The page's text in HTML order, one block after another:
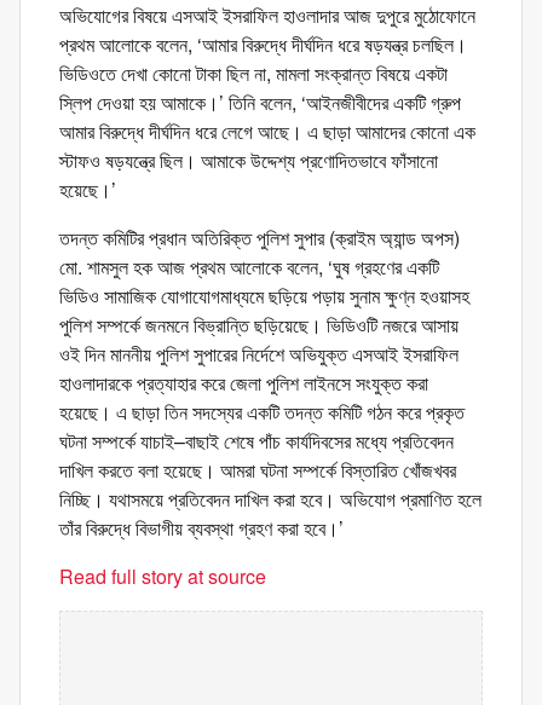
অভিযোগের বিষয়ে এসআই ইসরাফিল হাওলাদার আজ দুপুরে মুঠোফোনে
প্রথম আলোকে বলেন, ‘আমার বিরুদ্ধে দীর্ঘদিন ধরে ষড়যন্ত্র চলছিল।
ভিডিওতে দেখা কোনো টাকা ছিল না, মামলা সংক্রান্ত বিষয়ে একটা
স্লিপ দেওয়া হয় আমাকে।’ তিনি বলেন, ‘আইনজীবীদের একটি গ্রুপ
আমার বিরুদ্ধে দীর্ঘদিন ধরে লেগে আছে। এ ছাড়া আমাদের কোনো এক
স্টাফও ষড়যন্ত্রে ছিল। আমাকে উদ্দেশ্য প্রণোদিতভাবে ফাঁসানো
হয়েছে।’
তদন্ত কমিটির প্রধান অতিরিক্ত পুলিশ সুপার (ক্রাইম অ্যান্ড অপস)
মো. শামসুল হক আজ প্রথম আলোকে বলেন, ‘ঘুষ গ্রহণের একটি
ভিডিও সামাজিক যোগাযোগমাধ্যমে ছড়িয়ে পড়ায় সুনাম ক্ষুণ্ন হওয়াসহ
পুলিশ সম্পর্কে জনমনে বিভ্রান্তি ছড়িয়েছে। ভিডিওটি নজরে আসায়
ওই দিন মাননীয় পুলিশ সুপারের নির্দেশে অভিযুক্ত এসআই ইসরাফিল
হাওলাদারকে প্রত্যাহার করে জেলা পুলিশ লাইনসে সংযুক্ত করা
হয়েছে। এ ছাড়া তিন সদস্যের একটি তদন্ত কমিটি গঠন করে প্রকৃত
ঘটনা সম্পর্কে যাচাই–বাছাই শেষে পাঁচ কার্যদিবসের মধ্যে প্রতিবেদন
দাখিল করতে বলা হয়েছে। আমরা ঘটনা সম্পর্কে বিস্তারিত খোঁজখবর
নিচ্ছি। যথাসময়ে প্রতিবেদন দাখিল করা হবে। অভিযোগ প্রমাণিত হলে
তাঁর বিরুদ্ধে বিভাগীয় ব্যবস্থা গ্রহণ করা হবে।’
Read full story at source